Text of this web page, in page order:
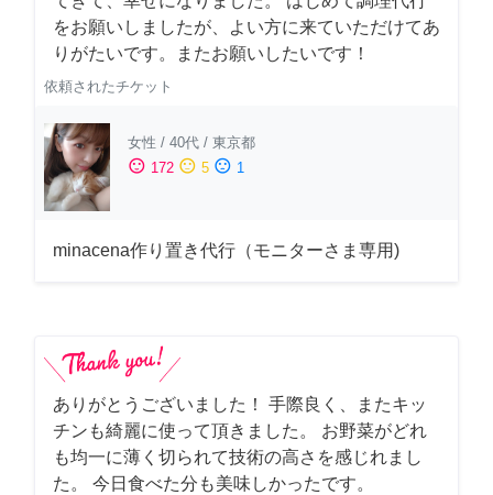
をお願いしましたが、よい方に来ていただけてあ
りがたいです。またお願いしたいです！
依頼されたチケット
女性 / 40代 / 東京都
sentiment_satisfied 172 sentiment_neutral 5 sentiment_dissatisfied 1
minacena作り置き代行（モニターさま専用)
ありがとうございました！ 手際良く、またキッ
チンも綺麗に使って頂きました。 お野菜がどれ
も均一に薄く切られて技術の高さを感じれまし
た。 今日食べた分も美味しかったです。